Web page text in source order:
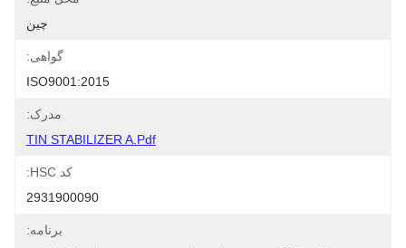
چین
گواهی:
ISO9001:2015
مدرک:
TIN STABILIZER A.pdf
کد HSC:
2931900090
برنامه: